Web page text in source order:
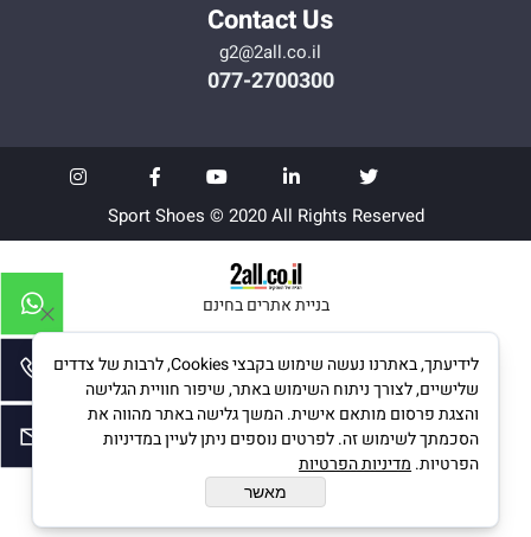
Contact Us
g2@2all.co.il
077-2700300
Sport Shoes © 2020 All Rights Reserved
בניית אתרים בחינם
לידיעתך, באתרנו נעשה שימוש בקבצי Cookies, לרבות של צדדים
שלישיים, לצורך ניתוח השימוש באתר, שיפור חוויית הגלישה
והצגת פרסום מותאם אישית. המשך גלישה באתר מהווה את
הסכמתך לשימוש זה. לפרטים נוספים ניתן לעיין במדיניות
הפרטיות. מדיניות הפרטיות
מאשר